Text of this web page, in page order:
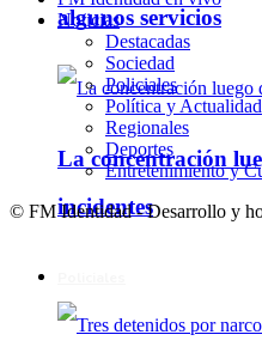
algunos servicios
La concentración
incidentes
Noticias
Destacadas
Sociedad
Policiales
Política y Actualidad
Regionales
Deportes
Entretenimiento y
© FM Identidad - Desarrollo y